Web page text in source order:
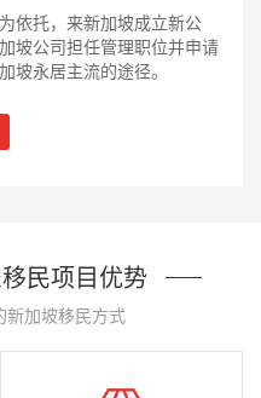
托，来新加坡成立新公
坡公司担任管理职位并申请
坡永居主流的途径。
民项目优势
新加坡移民方式